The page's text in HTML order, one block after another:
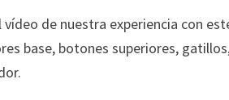
de nuestra experiencia con
base, botones superiores,